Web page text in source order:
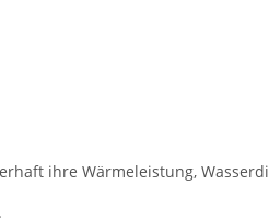
ihre Wärmeleistung,